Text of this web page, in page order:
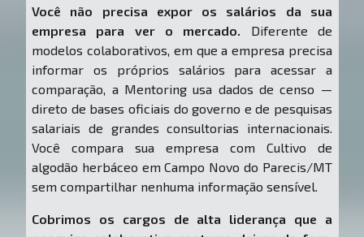
Você não precisa expor os salários da sua
empresa para ver o mercado. Diferente de
modelos colaborativos, em que a empresa precisa
informar os próprios salários para acessar a
comparação, a Mentoring usa dados de censo —
direto de bases oficiais do governo e de pesquisas
salariais de grandes consultorias internacionais.
Você compara sua empresa com Cultivo de
algodão herbáceo em Campo Novo do Parecis/MT
sem compartilhar nenhuma informação sensível.
Cobrimos os cargos de alta liderança que a